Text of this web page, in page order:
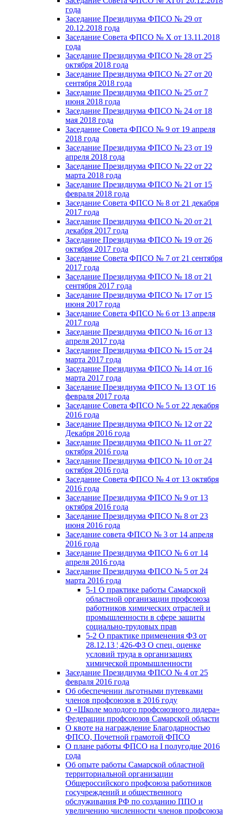
года
Заседание Президиума ФПСО № 29 от
20.12.2018 года
Заседание Совета ФПСО № X от 13.11.2018
года
Заседание Президиума ФПСО № 28 от 25
октября 2018 года
Заседание Президиума ФПСО № 27 от 20
сентября 2018 года
Заседание Президиума ФПСО № 25 от 7
июня 2018 года
Заседание Президиума ФПСО № 24 от 18
мая 2018 года
Заседание Совета ФПСО № 9 от 19 апреля
2018 года
Заседание Президиума ФПСО № 23 от 19
апреля 2018 года
Заседание Президиума ФПСО № 22 от 22
марта 2018 года
Заседание Президиума ФПСО № 21 от 15
февраля 2018 года
Заседание Совета ФПСО № 8 от 21 декабря
2017 года
Заседание Президиума ФПСО № 20 от 21
декабря 2017 года
Заседание Президиума ФПСО № 19 от 26
октября 2017 года
Заседание Совета ФПСО № 7 от 21 сентября
2017 года
Заседание Президиума ФПСО № 18 от 21
сентября 2017 года
Заседание Президиума ФПСО № 17 от 15
июня 2017 года
Заседание Совета ФПСО № 6 от 13 апреля
2017 года
Заседание Президиума ФПСО № 16 от 13
апреля 2017 года
Заседание Президиума ФПСО № 15 от 24
марта 2017 года
Заседание Президиума ФПСО № 14 от 16
марта 2017 года
Заседание Президиума ФПСО № 13 ОТ 16
февраля 2017 года
Заседание Совета ФПСО № 5 от 22 декабря
2016 года
Заседание Президиума ФПСО № 12 от 22
Декабря 2016 года
Заседание Президиума ФПСО № 11 от 27
октября 2016 года
Заседание Президиума ФПСО № 10 от 24
октября 2016 года
Заседание Совета ФПСО № 4 от 13 октября
2016 года
Заседание Президиума ФПСО № 9 от 13
октября 2016 года
Заседание Президиума ФПСО № 8 от 23
июня 2016 года
Заседание совета ФПСО № 3 от 14 апреля
2016 года
Заседание Президиума ФПСО № 6 от 14
апреля 2016 года
Заседание Президиума ФПСО № 5 от 24
марта 2016 года
5-1 О практике работы Самарской
областной организации профсоюза
работников химических отраслей и
промышленности в сфере защиты
социально-трудовых прав
5-2 О практике применения ФЗ от
28.12.13 ¦ 426-ФЗ О спец. оценке
условий труда в организациях
химической промышленности
Заседание Президиума ФПСО № 4 от 25
февраля 2016 года
Об обеспечении льготными путевками
членов профсоюзов в 2016 году
О «Школе молодого профсоюзного лидера»
Федерации профсоюзов Самарской области
О квоте на награждение Благодарностью
ФПСО, Почетной грамотой ФПСО
О плане работы ФПСО на I полугодие 2016
года
Об опыте работы Самарской областной
территориальной организации
Общероссийского профсоюза работников
госучреждений и общественного
обслуживания РФ по созданию ППО и
увеличению численности членов профсоюза